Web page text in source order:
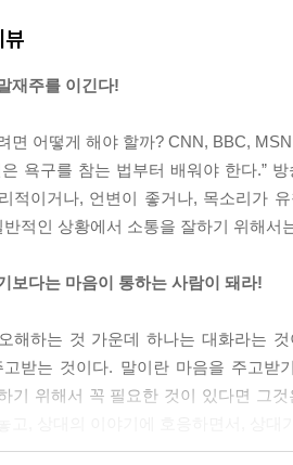
워놓아야 한다.
드의 과학자들은 자기 자신에 대해 말
들이 자기 자신에 대해 이야기를 할
기하는 것은 섹스를 하거나 초콜릿을
게 하기도 하며, 또 어떤 사람은 자신
만큼 그렇게 이해력이 떨어지지도 않
뷰
재주를 이긴다!
면 어떻게 해야 할까? CNN, BBC,
은 욕구를 참는 법부터 배워야 한다.”
적이거나, 언변이 좋거나, 목소리가
반적인 상황에서 소통을 잘하기 위해
보다는 마음이 통하는 사람이 돼라!
해하는 것 가운데 하나는 대화라는 것
고받는 것이다. 말이란 마음을 주고
기 위해서 꼭 필요한 것이 있다면 그